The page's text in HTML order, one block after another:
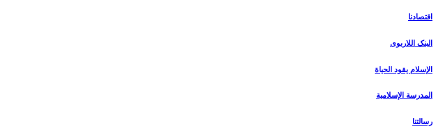
اقتصادنا
البنک اللاربوی
الإسلام یقود الحیاة
المدرسة الإسلامیة
رسالتنا